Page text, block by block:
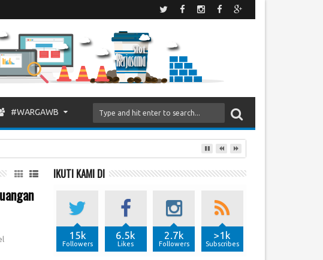
#WARGAWB
IKUTI KAMI DI
15k
Followers
6.5k
Likes
2.7k
Followers
>1k
Subscribes